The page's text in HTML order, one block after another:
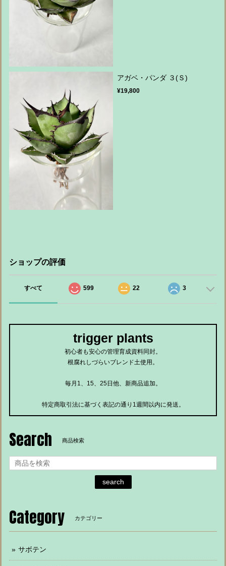
アガベ・パンダ ３(Ｓ)
¥19,800
ショップの評価
すべて 599 22 3
trigger plants
初心者も安心の管理育成資料同封。
根腐れしづらいブレンド土使用。
毎月1、15、25日他、新商品追加。
特定商取引法に基づく表記の通り1週間以内に発送。
Search 商品検索
search
Category カテゴリー
サボテン